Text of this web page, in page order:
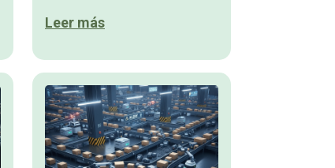
Leer más